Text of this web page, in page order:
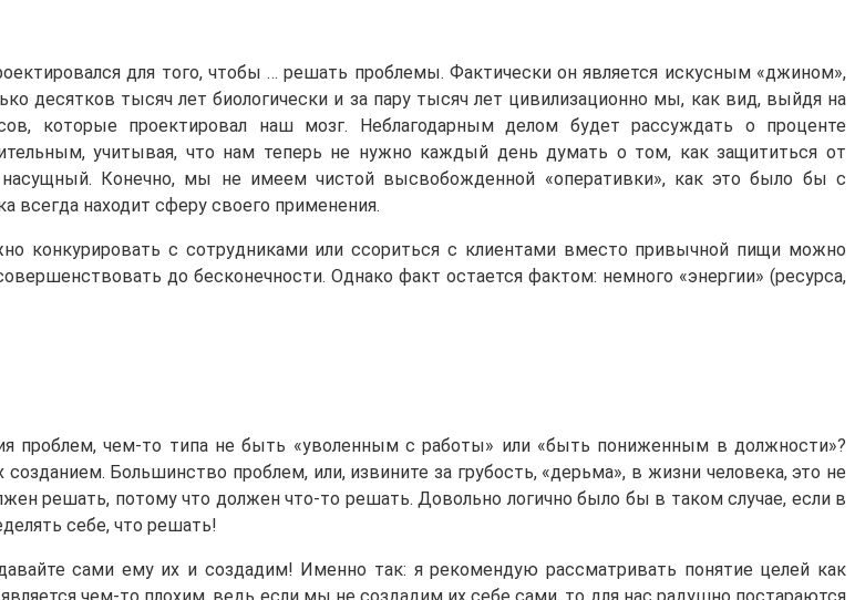
для того, чтобы … решать проблемы. Фактически он является искусным «джином»,
десятков тысяч лет биологически и за пару тысяч лет цивилизационно мы, как вид, выйдя на
которые проектировал наш мозг. Неблагодарным делом будет рассуждать о проценте
учитывая, что нам теперь не нужно каждый день думать о том, как защититься от
Конечно, мы не имеем чистой высвобожденной «оперативки», как это было бы с
всегда находит сферу своего применения.
конкурировать с сотрудниками или ссориться с клиентами вместо привычной пищи можно
до бесконечности. Однако факт остается фактом: немного «энергии» (ресурса,
проблем, чем-то типа не быть «уволенным с работы» или «быть пониженным в должности»?
Большинство проблем, или, извините за грубость, «дерьма», в жизни человека, это не
решать, потому что должен что-то решать. Довольно логично было бы в таком случае, если в
себе, что решать!
сами ему их и создадим! Именно так: я рекомендую рассматривать понятие целей как